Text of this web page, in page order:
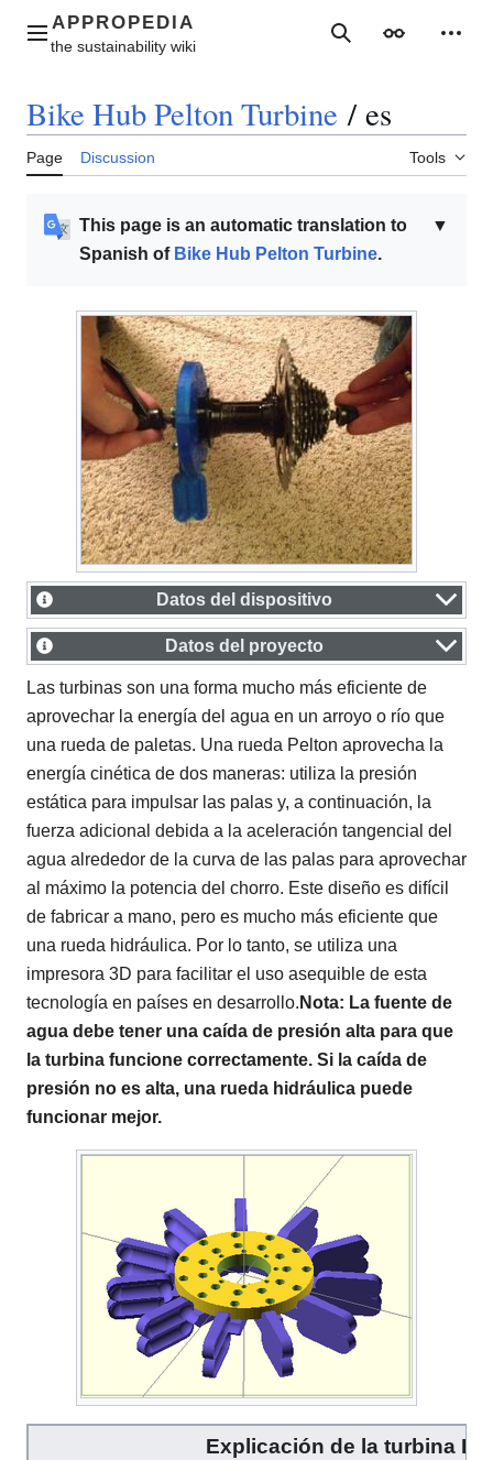
contentMain menu SearchAppearance
Bike Hub Pelton Turbine / es
Page Discussion Tools
▼
This page is an automatic translation to
Spanish of Bike Hub Pelton Turbine.
Datos del dispositivo
Datos del proyecto
Las turbinas son una forma mucho más eficiente de
aprovechar la energía del agua en un arroyo o río que
una rueda de paletas. Una rueda Pelton aprovecha la
energía cinética de dos maneras: utiliza la presión
estática para impulsar las palas y, a continuación, la
fuerza adicional debida a la aceleración tangencial del
agua alrededor de la curva de las palas para aprovechar
al máximo la potencia del chorro. Este diseño es difícil
de fabricar a mano, pero es mucho más eficiente que
una rueda hidráulica. Por lo tanto, se utiliza una
impresora 3D para facilitar el uso asequible de esta
tecnología en países en desarrollo. Nota: La fuente de
agua debe tener una caída de presión alta para que
la turbina funcione correctamente. Si la caída de
presión no es alta, una rueda hidráulica puede
funcionar mejor.
Explicación de la turbina